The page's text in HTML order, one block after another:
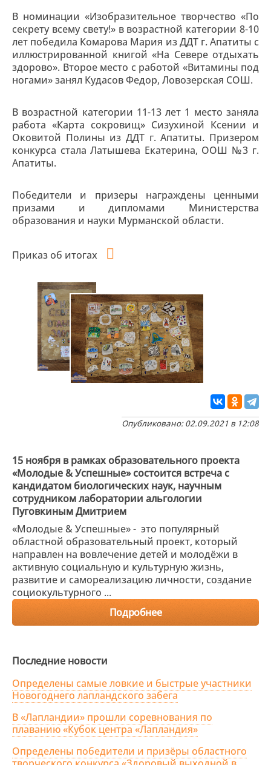
В номинации «Изобразительное творчество «По
секрету всему свету!» в возрастной категории 8-10
лет победила Комарова Мария из ДДТ г. Апатиты с
иллюстрированной книгой «На Севере отдыхать
здорово». Второе место с работой «Витамины под
ногами» занял Кудасов Федор, Ловозерская СОШ.
В возрастной категории 11-13 лет 1 место заняла
работа «Карта сокровищ» Сизухиной Ксении и
Оковитой Полины из ДДТ г. Апатиты. Призером
конкурса стала Латышева Екатерина, ООШ №3 г.
Апатиты.
Победители и призеры награждены ценными
призами и дипломами Министерства
образования и науки Мурманской области.
Приказ об итогах
Опубликовано: 02.09.2021 в 12:08
15 ноября в рамках образовательного проекта
«Молодые & Успешные» состоится встреча с
кандидатом биологических наук, научным
сотрудником лаборатории альгологии
Пуговкиным Дмитрием
«Молодые & Успешные» - это популярный
областной образовательный проект, который
направлен на вовлечение детей и молодёжи в
активную социальную и культурную жизнь,
развитие и самореализацию личности, создание
социокультурного ...
Подробнее
Последние новости
Определены самые ловкие и быстрые участники
Новогоднего лапландского забега
В «Лапландии» прошли соревнования по
плаванию «Кубок центра «Лапландия»
Определены победители и призёры областного